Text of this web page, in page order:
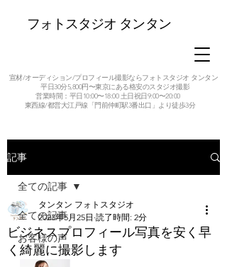
フォトスタジオ タンタン
宣材/オーディション/プロフィール撮影ならフォトスタジオ タンタン
平日30分5,800円〜東京にある格安のスタジオ撮影
営業時間：平日10:00〜18:00 土日祝日9:00〜20:00
東西線/都営大江戸線「門前仲町駅3番出口」より徒歩3分
記事
全ての記事
お客様の声
全ての記事
ビジネスプロフィール写真を安く早
く綺麗に撮影します
タンタン フォトスタジオ
2023年5月25日 読了時間: 2分